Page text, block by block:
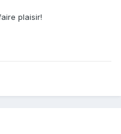
plaisir!